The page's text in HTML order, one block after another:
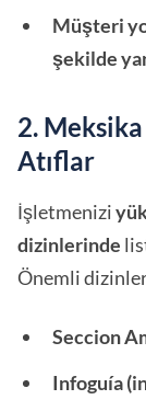
Müşteri
şekilde
2.
Atıflar
İşletmenizi
dizinlerinde
Önemli
Seccion
Infoguía